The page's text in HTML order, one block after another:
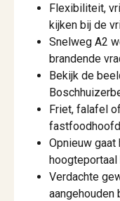
Flexibiliteit,
kijken bij de
Snelweg A2
brandende
Bekijk de
Friet, falafel
Opnieuw gaat
Verdachte